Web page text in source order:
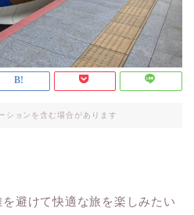
ションを含む場合があります
避けて快適な旅を楽しみたい